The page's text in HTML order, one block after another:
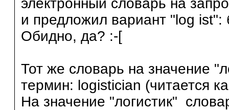
электронный словарь на
и предложил вариант "log ist":
Обидно, да? :-[
Тот же словарь на значение
термин: logistician (читается
На значение "логистик"